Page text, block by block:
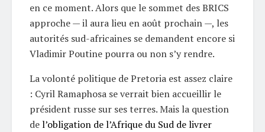
en ce moment. Alors que le sommet des BRICS
approche — il aura lieu en août prochain —, les
autorités sud-africaines se demandent encore si
Vladimir Poutine pourra ou non s’y rendre.
La volonté politique de Pretoria est assez claire
: Cyril Ramaphosa se verrait bien accueillir le
président russe sur ses terres. Mais la question
del’obligation de l’Afrique du Sud de livrer